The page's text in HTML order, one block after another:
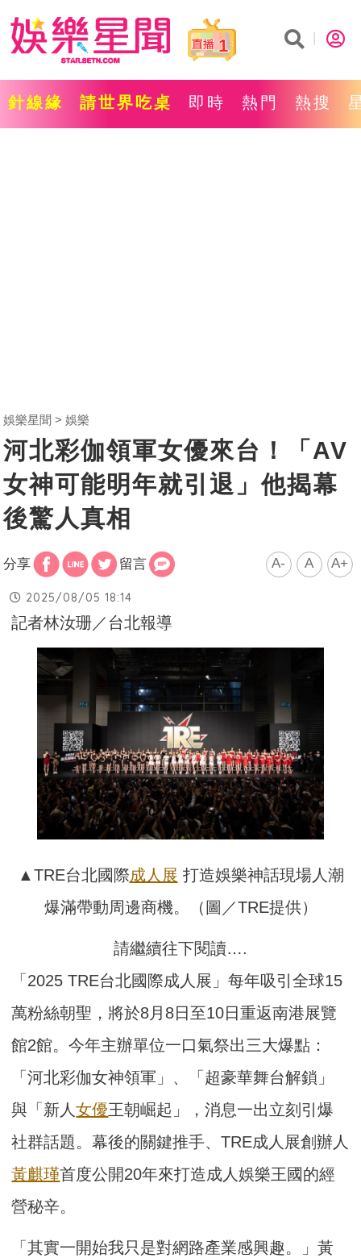
1
針線緣 請世界吃桌 即時 熱門 熱搜
娛樂星聞 娛樂
河北彩伽領軍女優來台！「AV
女神可能明年就引退」他揭幕
後驚人真相
分享 留言 A- A A+
2025/08/05 18:14
記者林汝珊／台北報導
▲TRE台北國際成人展 打造娛樂神話現場人潮
爆滿帶動周邊商機。（圖／TRE提供）
請繼續往下閱讀….
「2025 TRE台北國際成人展」每年吸引全球15
萬粉絲朝聖，將於8月8日至10日重返南港展覽
館2館。今年主辦單位一口氣祭出三大爆點：
「河北彩伽女神領軍」、「超豪華舞台解鎖」
與「新人女優王朝崛起」，消息一出立刻引爆
社群話題。幕後的關鍵推手、TRE成人展創辦人
黃麒瑾首度公開20年來打造成人娛樂王國的經
營秘辛。
「其實一開始我只是對網路產業感興趣。」黃